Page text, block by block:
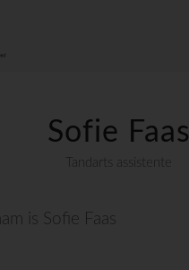
Sofie Faas
Tandarts assistente
is Sofie Faas